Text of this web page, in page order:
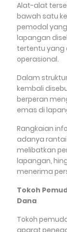
Alat-alat
bawah satu
pemodal
lapangan
tertentu yang
operasional.
Dalam
kembali
berperan
emas di
Rangkaian
adanya
melibatkan
lapangan,
menerima
Tokoh
Dana
Tokoh